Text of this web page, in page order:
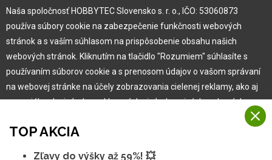
Pre zákazníka
Garancia najlepšej ceny
Užívateľský manuál
Reklamácia
TOP AKCIA
Zľavy do výšky až 59%! 💥
Naša spoločnosť HOBBYTEC Slovensko s. r. o., IČO: 53060873
používa súbory cookie na zabezpečenie funkčnosti webových
stránok a s vaším súhlasom na prispôsobenie obsahu našich
webových stránok. Kliknutím na tlačidlo "Rozumiem" súhlasíte s
používaním súborov cookie a s prenosom údajov o vašom správaní
na webovej stránke na účely zobrazovania cielenej reklamy, ako aj
na sociálnych sieťach a reklamných sieťach na iných webových
Viac informácií